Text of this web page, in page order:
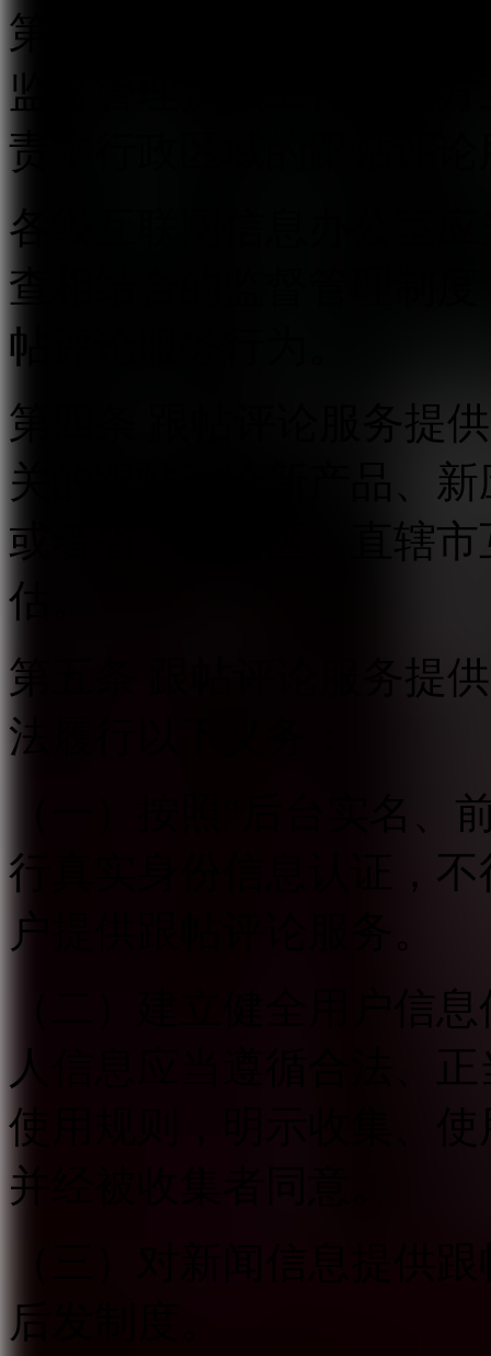
第三条 国家互联网信息
监督管理执法工作。地
责本行政区域的跟帖评
各级互联网信息办公室
查相结合的监督管理制
帖评论服务行为。
第四条 跟帖评论服务提
关的跟帖评论新产品、
或者省、自治区、直辖
估。
第五条 跟帖评论服务提
法履行以下义务：
（一）按照“后台实名、
行真实身份信息认证，
户提供跟帖评论服务。
（二）建立健全用户信
人信息应当遵循合法、
使用规则，明示收集、
并经被收集者同意。
后发制度。